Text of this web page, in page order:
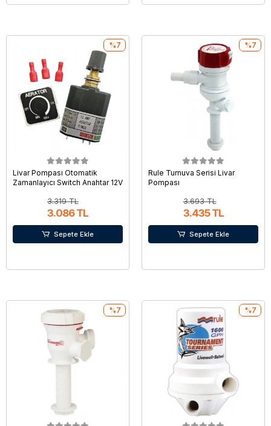
Livar Pompası Otomatik
Zamanlayıcı Switch Anahtar 12V
3.319 TL
3.086 TL
%7
Sepete Ekle
Rule Turnuva Serisi Livar
Pompası
3.693 TL
3.435 TL
%7
Sepete Ekle
%7 %7